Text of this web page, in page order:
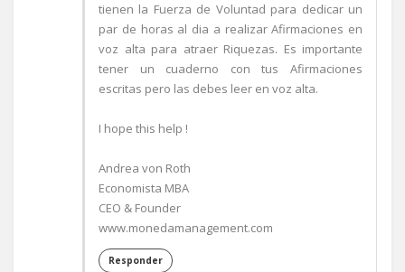
tienen la Fuerza de Voluntad para dedicar un
par de horas al dia a realizar Afirmaciones en
voz alta para atraer Riquezas. Es importante
tener un cuaderno con tus Afirmaciones
escritas pero las debes leer en voz alta.
I hope this help !
Andrea von Roth
Economista MBA
CEO & Founder
www.monedamanagement.com
Responder